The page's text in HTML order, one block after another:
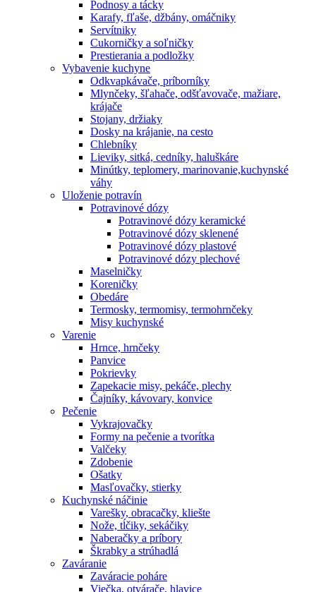
Podnosy a tácky
Karafy, fľaše, džbány, omáčniky
Servítniky
Cukorničky a soľničky
Prestierania a podložky
Vybavenie kuchyne
Odkvapkávače, príborníky
Mlynčeky, šľahače, odšťavovače, mažiare,
krájače
Stojany, držiaky
Dosky na krájanie, na cesto
Chlebníky
Lieviky, sitká, cedníky, haluškáre
Minútky, teplomery, marinovanie,kuchynské
váhy
Uloženie potravín
Potravinové dózy
Potravinové dózy keramické
Potravinové dózy sklenené
Potravinové dózy plastové
Potravinové dózy plechové
Maselničky
Koreničky
Obedáre
Termosky, termomisy, termohrnčeky
Misy kuchynské
Varenie
Hrnce, hrnčeky
Panvice
Pokrievky
Zapekacie misy, pekáče, plechy
Čajníky, kávovary, konvice
Pečenie
Vykrajovačky
Formy na pečenie a tvorítka
Valčeky
Zdobenie
Ošatky
Masľovačky, stierky
Kuchynské náčinie
Varešky, obracačky, kliešte
Nože, tĺčiky, sekáčiky
Naberačky a príbory
Škrabky a strúhadlá
Zaváranie
Zaváracie poháre
Viečka, otvárače, hlavice